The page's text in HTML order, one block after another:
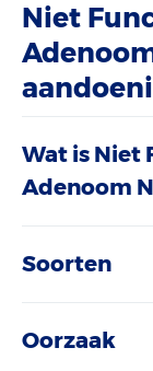
Niet
Wat is Niet
Adenoom
Soorten
Oorzaak